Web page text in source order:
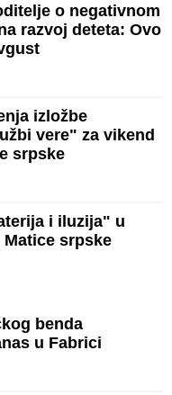
o negativnom
razvoj deteta: Ovo
izložbe
vere" za vikend
srpske
i iluzija" u
srpske
benda
u Fabrici